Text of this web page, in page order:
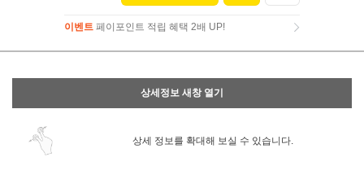
이벤트 페이포인트 적립 혜택 2배 UP!
이벤트페이포인트 적립 혜택 2배 UP!
상세정보 새창 열기
상세 정보를 확대해 보실 수 있습니다.